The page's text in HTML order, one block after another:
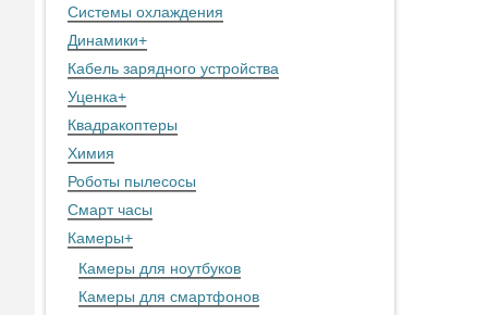
Системы охлаждения
Динамики+
Кабель зарядного устройства
Уценка+
Квадракоптеры
Химия
Роботы пылесосы
Смарт часы
Камеры+
Камеры для ноутбуков
Камеры для смартфонов